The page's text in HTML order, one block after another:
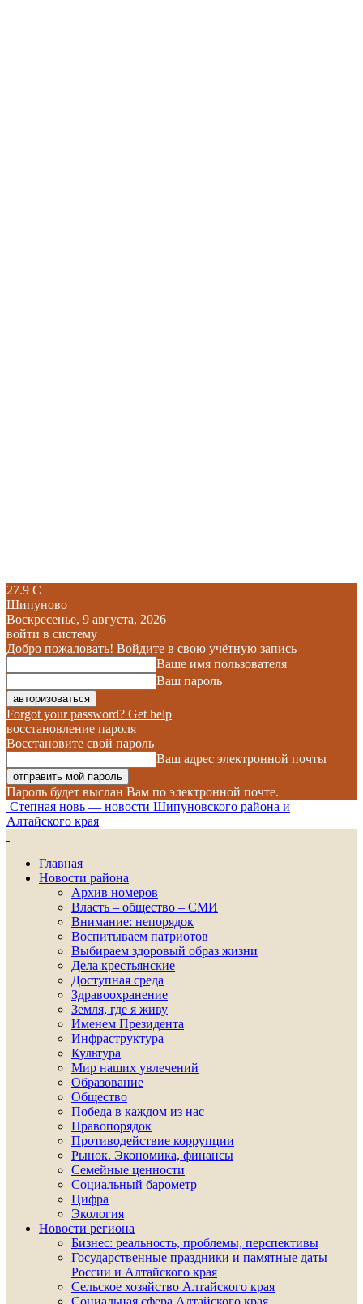
27.9 C
Шипуново
Воскресенье, 9 августа, 2026
войти в систему
Добро пожаловать! Войдите в свою учётную запись
Ваше имя пользователя
Ваш пароль
Forgot your password? Get help
восстановление пароля
Восстановите свой пароль
Ваш адрес электронной почты
Пароль будет выслан Вам по электронной почте.
Степная новь — новости Шипуновского района и
Алтайского края
Главная
Новости района
Архив номеров
Власть – общество – СМИ
Внимание: непорядок
Воспитываем патриотов
Выбираем здоровый образ жизни
Дела крестьянские
Доступная среда
Здравоохранение
Земля, где я живу
Именем Президента
Инфраструктура
Культура
Мир наших увлечений
Образование
Общество
Победа в каждом из нас
Правопорядок
Противодействие коррупции
Рынок. Экономика, финансы
Семейные ценности
Социальный барометр
Цифра
Экология
Новости региона
Бизнес: реальность, проблемы, перспективы
Государственные праздники и памятные даты
России и Алтайского края
Сельское хозяйство Алтайского края
Социальная сфера Алтайского края